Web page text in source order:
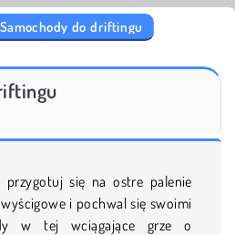
Samochody do driftingu
przygotuj się na ostre palenie
i pochwal się swoimi
w tej wciągające grze o